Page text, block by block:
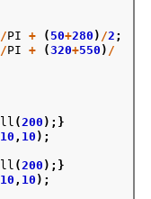
/PI + ( 50+280 ) /2 ;
/PI + (320+550 ) /
(200 );}
10 , 10 );
(200 );}
10 , 10 );